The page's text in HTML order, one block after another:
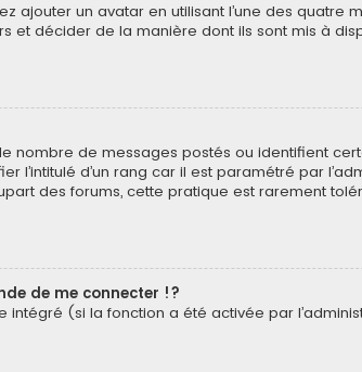
ajouter un avatar en utilisant l’une des quatre
et décider de la manière dont ils sont mis à
nombre de messages postés ou identifient
l’intitulé d’un rang car il est paramétré par
des forums, cette pratique est rarement
de me connecter !?
(si la fonction a été activée par